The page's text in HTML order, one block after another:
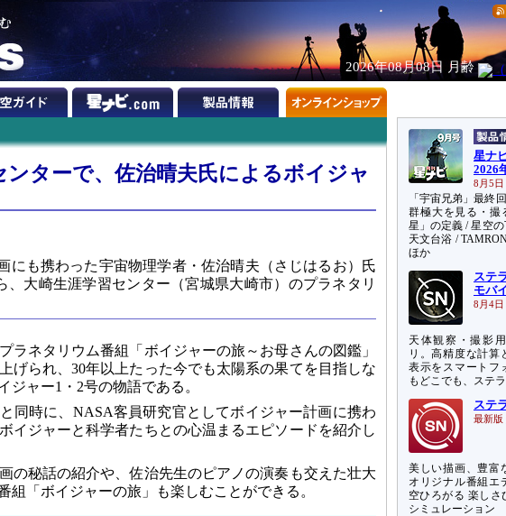
2026年08月08日 月齢
ンターで、佐治晴夫氏によるボイジャ
にも携わった宇宙物理学者・佐治晴夫（さじはるお）氏
、大崎生涯学習センター（宮城県大崎市）のプラネタリ
ラネタリウム番組「ボイジャーの旅～お母さんの図鑑」
げられ、30年以上たった今でも太陽系の果てを目指しな
ジャー1・2号の物語である。
同時に、NASA客員研究官としてボイジャー計画に携わ
イジャーと科学者たちとの心温まるエピソードを紹介し
の秘話の紹介や、佐治先生のピアノの演奏も交えた壮大
組「ボイジャーの旅」も楽しむことができる。
星ナ
2026
8月5日
「宇宙兄弟」最終
群極大を見る・撮
星」の定義 / 星空
天文台浴 /
ほか
ステ
モバ
8月4日
天体観察・撮影
リ。高精度な計算
表示をスマートフ
もどこでも、ステ
ステ
最新版
美しい描画、豊富
オリジナル番組エ
空ひろがる 楽しさ
シミュレーション